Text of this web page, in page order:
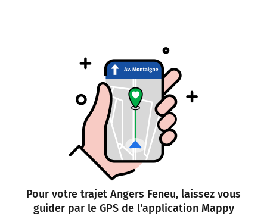
Pour votre trajet Angers Feneu, laissez vous
guider par le GPS de l'application Mappy